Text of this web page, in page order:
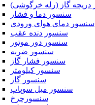
دریچه گاز (رله خرگوشی)
سنسور دما و فشار
سنسور دمای هوای ورودی
سنسور دنده عقب
سنسور دور موتور
سنسور ضربه
سنسور فشار گاز
سنسور کیلومتر
سنسور گاز
سنسور میل سوپاپ
سنسورچرخ